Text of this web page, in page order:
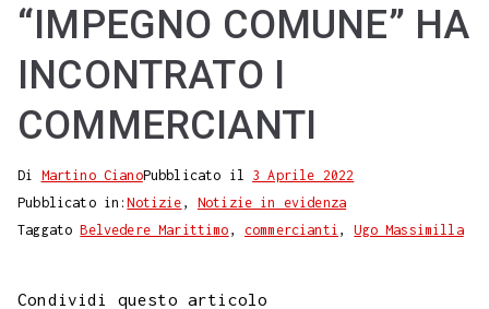
“IMPEGNO COMUNE” HA
INCONTRATO I
COMMERCIANTI
Di Martino CianoPubblicato il 3 Aprile 2022
Pubblicato in:Notizie , Notizie in evidenza
TaggatoBelvedere Marittimo , commercianti ,Ugo Massimilla
Condividi questo articolo